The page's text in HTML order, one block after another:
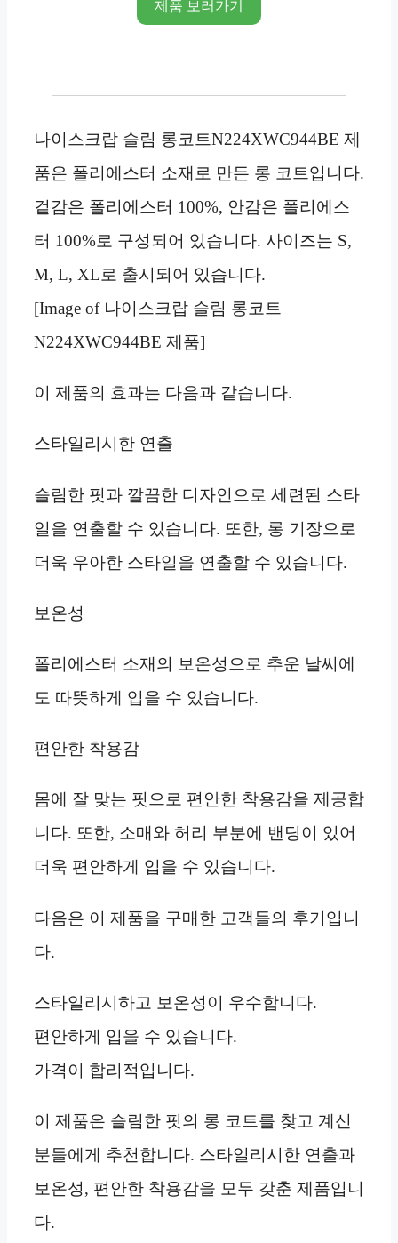
제품 보러가기
나이스크랍 슬림 롱코트N224XWC944BE 제
품은 폴리에스터 소재로 만든 롱 코트입니다.
겉감은 폴리에스터 100%, 안감은 폴리에스
터 100%로 구성되어 있습니다. 사이즈는 S,
M, L, XL로 출시되어 있습니다.
[Image of 나이스크랍 슬림 롱코트
N224XWC944BE 제품]
이 제품의 효과는 다음과 같습니다.
스타일리시한 연출
슬림한 핏과 깔끔한 디자인으로 세련된 스타
일을 연출할 수 있습니다. 또한, 롱 기장으로
더욱 우아한 스타일을 연출할 수 있습니다.
보온성
폴리에스터 소재의 보온성으로 추운 날씨에
도 따뜻하게 입을 수 있습니다.
편안한 착용감
몸에 잘 맞는 핏으로 편안한 착용감을 제공합
니다. 또한, 소매와 허리 부분에 밴딩이 있어
더욱 편안하게 입을 수 있습니다.
다음은 이 제품을 구매한 고객들의 후기입니
다.
스타일리시하고 보온성이 우수합니다.
편안하게 입을 수 있습니다.
가격이 합리적입니다.
이 제품은 슬림한 핏의 롱 코트를 찾고 계신
분들에게 추천합니다. 스타일리시한 연출과
보온성, 편안한 착용감을 모두 갖춘 제품입니
다.